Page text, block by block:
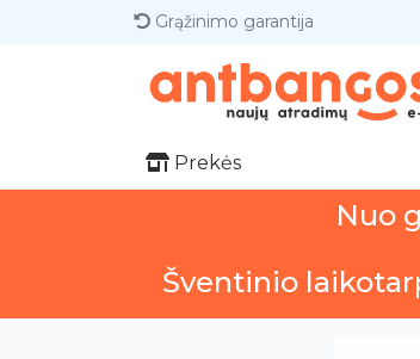
Grąžinimo garantija
Prekės
Nuo
Šventinio